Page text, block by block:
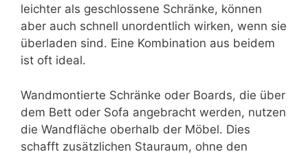
leichter als geschlossene Schränke, können
aber auch schnell unordentlich wirken, wenn sie
überladen sind. Eine Kombination aus beidem
ist oft ideal.
Wandmontierte Schränke oder Boards, die über
dem Bett oder Sofa angebracht werden, nutzen
die Wandfläche oberhalb der Möbel. Dies
schafft zusätzlichen Stauraum, ohne den